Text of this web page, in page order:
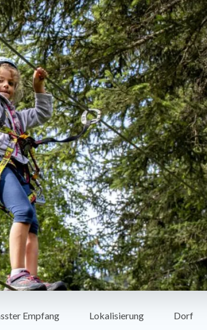
Empfang Lokalisierung Dorf